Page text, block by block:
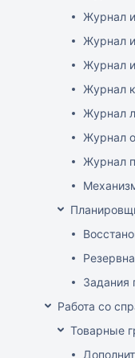
Журнал
Журнал
Журнал
Журнал
Журнал
Журнал
Журнал
Задания
Работа со
Товарные